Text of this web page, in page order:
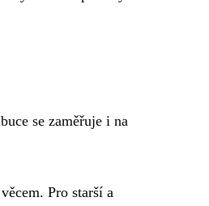
se zaměřuje i na
Pro starší a